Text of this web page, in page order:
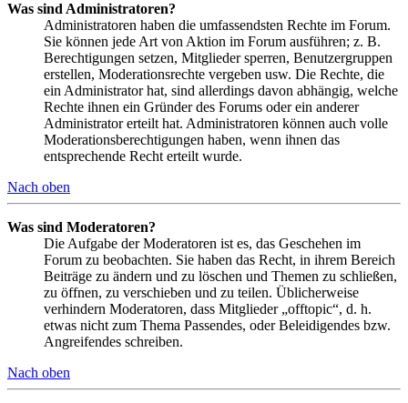
Was sind Administratoren?
Administratoren haben die umfassendsten Rechte im Forum.
Sie können jede Art von Aktion im Forum ausführen; z. B.
Berechtigungen setzen, Mitglieder sperren, Benutzergruppen
erstellen, Moderationsrechte vergeben usw. Die Rechte, die
ein Administrator hat, sind allerdings davon abhängig, welche
Rechte ihnen ein Gründer des Forums oder ein anderer
Administrator erteilt hat. Administratoren können auch volle
Moderationsberechtigungen haben, wenn ihnen das
entsprechende Recht erteilt wurde.
Nach oben
Was sind Moderatoren?
Die Aufgabe der Moderatoren ist es, das Geschehen im
Forum zu beobachten. Sie haben das Recht, in ihrem Bereich
Beiträge zu ändern und zu löschen und Themen zu schließen,
zu öffnen, zu verschieben und zu teilen. Üblicherweise
verhindern Moderatoren, dass Mitglieder „offtopic“, d. h.
etwas nicht zum Thema Passendes, oder Beleidigendes bzw.
Angreifendes schreiben.
Nach oben